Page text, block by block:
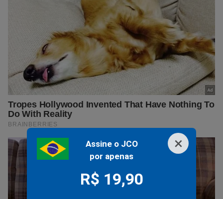
×
Assine o JCO
por apenas
R$ 19,90